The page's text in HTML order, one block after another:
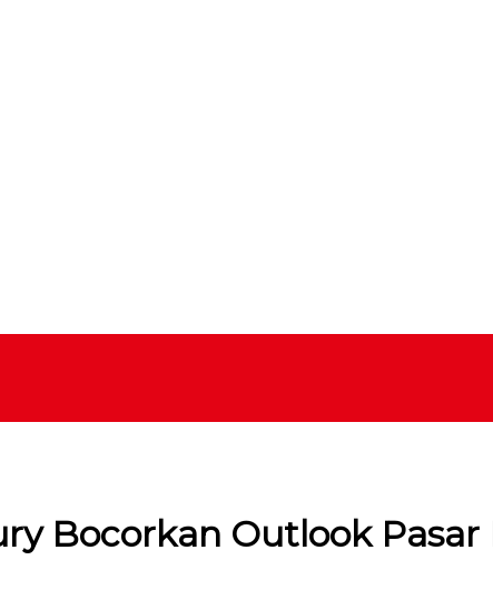
Bocorkan Outlook Pasar